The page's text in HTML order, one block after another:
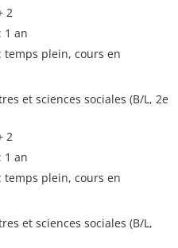
2
1 an
temps plein, cours en
et sciences sociales (B/L, 2e
2
1 an
temps plein, cours en
et sciences sociales (B/L,